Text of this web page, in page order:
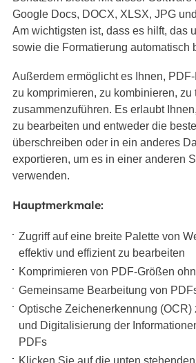
Google Docs, DOCX, XLSX, JPG
Am wichtigsten ist, dass es hilft, das
sowie die Formatierung automatisch
Außerdem ermöglicht es Ihnen,
zu komprimieren, zu kombinieren, zu
zusammenzuführen. Es erlaubt
zu bearbeiten und entweder die
überschreiben oder in ein anderes
exportieren, um es in einer anderen
verwenden.
Hauptmerkmale:
Zugriff auf eine breite Palette von
effektiv und effizient zu bearbeiten
Komprimieren von PDF-Größen
Gemeinsame Bearbeitung von
Optische Zeichenerkennung (OCR)
und Digitalisierung der
PDFs
Klicken Sie auf die unten